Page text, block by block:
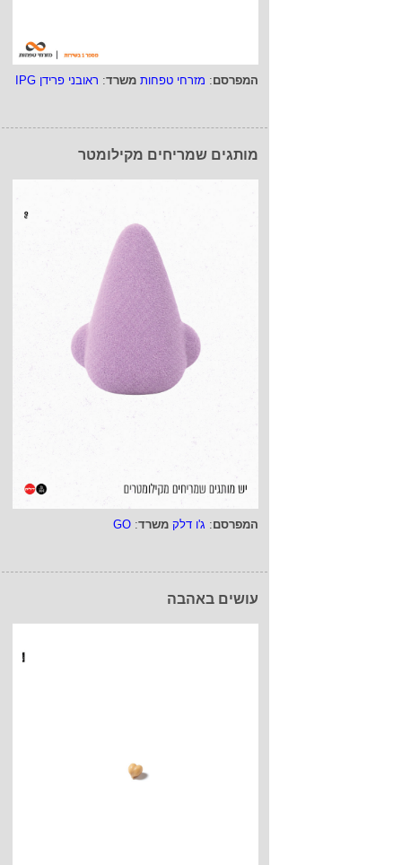
המפרסם: מזרחי טפחות משרד: ראובני פרידן IPG
מותגים שמריחים מקילומטר
המפרסם: ג'ו דלק משרד:
GO
עושים באהבה